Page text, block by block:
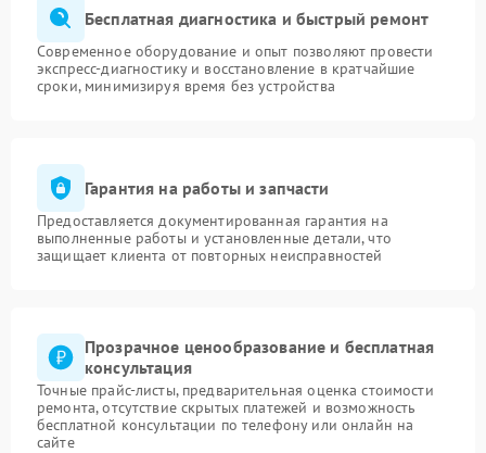
Бесплатная диагностика и быстрый ремонт
Современное оборудование и опыт позволяют провести
экспресс-диагностику и восстановление в кратчайшие
сроки, минимизируя время без устройства
Гарантия на работы и запчасти
Предоставляется документированная гарантия на
выполненные работы и установленные детали, что
защищает клиента от повторных неисправностей
Прозрачное ценообразование и бесплатная
консультация
Точные прайс-листы, предварительная оценка стоимости
ремонта, отсутствие скрытых платежей и возможность
бесплатной консультации по телефону или онлайн на
сайте